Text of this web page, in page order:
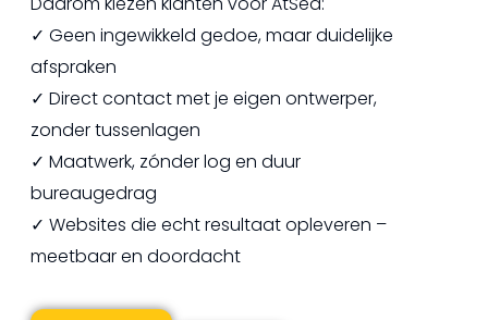
✓ Geen ingewikkeld gedoe, maar duidelijke
afspraken
✓ Direct contact met je eigen ontwerper,
zonder tussenlagen
✓ Maatwerk, zónder log en duur
bureaugedrag
✓ Websites die echt resultaat opleveren –
meetbaar en doordacht